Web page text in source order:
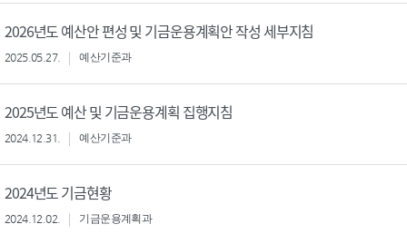
2026년도 예산안 편성 및 기금운용계획안 작성 세부지침
2025.05.27. 예산기준과
2025년도 예산 및 기금운용계획 집행지침
2024.12.31. 예산기준과
2024년도 기금현황
2024.12.02. 기금운용계획과